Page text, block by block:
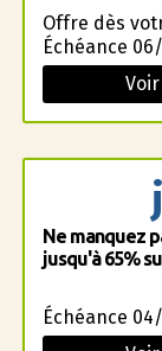
Offre dès
Échéance
Ne manquez
jusqu'à 65%
Échéance